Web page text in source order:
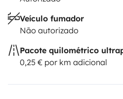
Veículo fumador
Não autorizado
Pacote quilométrico
0,25 € por km adicional